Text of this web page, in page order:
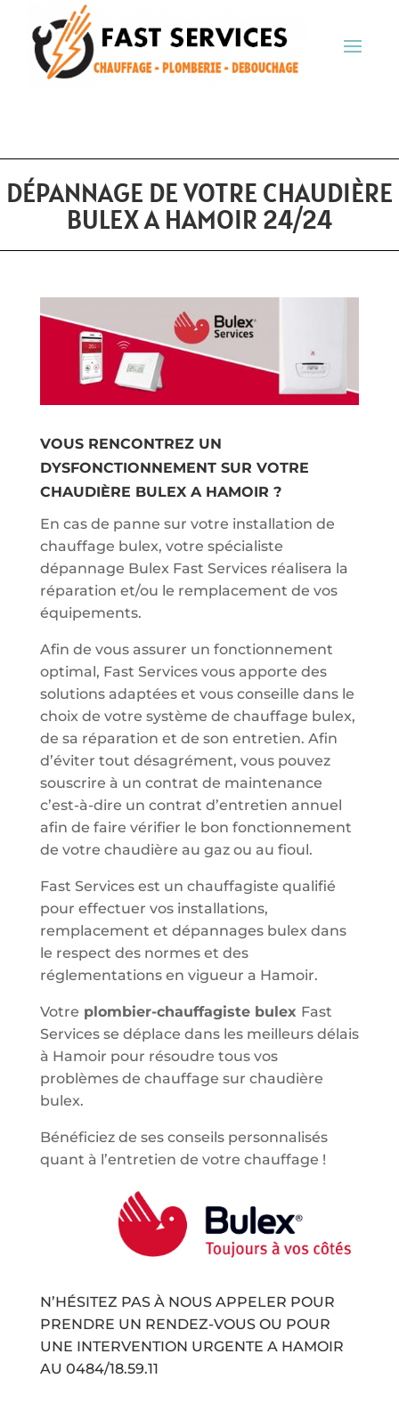
DÉPANNAGE DE VOTRE CHAUDIÈRE
BULEX A HAMOIR 24/24
VOUS RENCONTREZ UN
DYSFONCTIONNEMENT SUR VOTRE
CHAUDIÈRE BULEX A HAMOIR ?
En cas de panne sur votre installation de
chauffage bulex, votre spécialiste
dépannage Bulex Fast Services réalisera la
réparation et/ou le remplacement de vos
équipements.
Afin de vous assurer un fonctionnement
optimal, Fast Services vous apporte des
solutions adaptées et vous conseille dans le
choix de votre système de chauffage bulex,
de sa réparation et de son entretien. Afin
d’éviter tout désagrément, vous pouvez
souscrire à un contrat de maintenance
c’est-à-dire un contrat d’entretien annuel
afin de faire vérifier le bon fonctionnement
de votre chaudière au gaz ou au fioul.
Fast Services est un chauffagiste qualifié
pour effectuer vos installations,
remplacement et dépannages bulex dans
le respect des normes et des
réglementations en vigueur a Hamoir.
Votre plombier-chauffagiste bulex Fast
Services se déplace dans les meilleurs délais
à Hamoir pour résoudre tous vos
problèmes de chauffage sur chaudière
bulex.
Bénéficiez de ses conseils personnalisés
quant à l’entretien de votre chauffage !
N’HÉSITEZ PAS À NOUS APPELER POUR
PRENDRE UN RENDEZ-VOUS OU POUR
UNE INTERVENTION URGENTE A HAMOIR
AU 0484/18.59.11